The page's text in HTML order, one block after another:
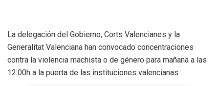
La delegación del Gobierno, Corts Valencianes y la
Generalitat Valenciana han convocado concentraciones
contra la violencia machista o de género para mañana a las
12:00h a la puerta de las instituciones valencianas.